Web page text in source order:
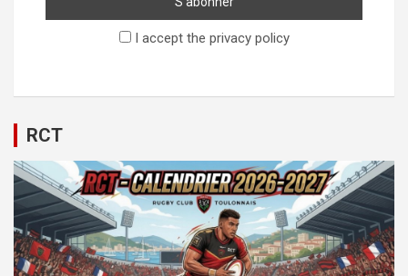
I accept the privacy policy
RCT